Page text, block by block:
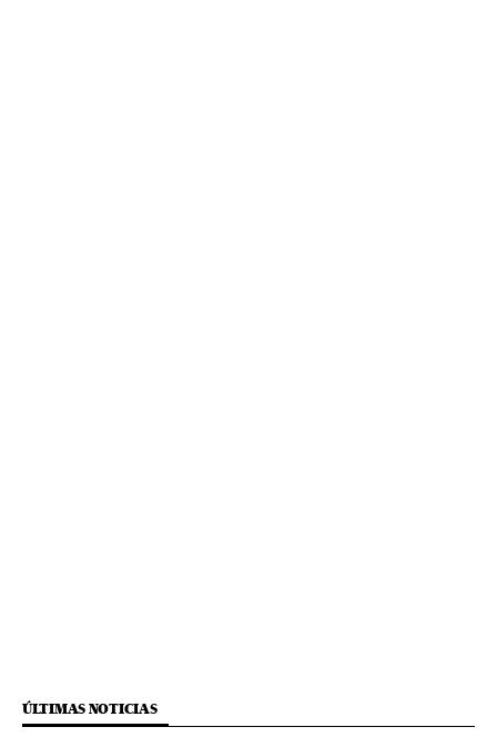
ÚLTIMAS NOTICIAS